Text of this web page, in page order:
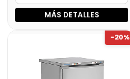
Marca
Cargando…
Cargando…
Disponibilidad
Cargando…
MÁS DETALLES
-20%